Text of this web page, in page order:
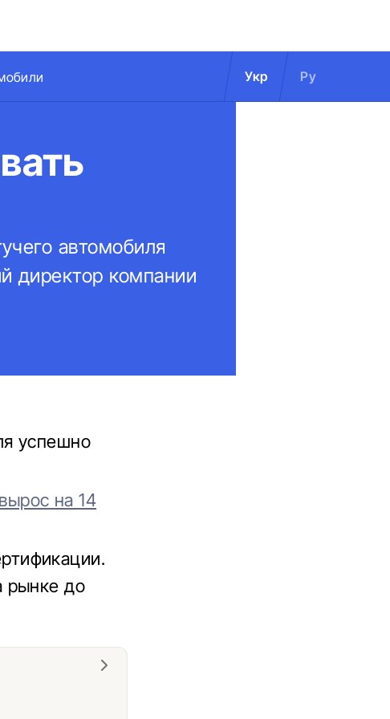
Укр Ру
автомобиля
директор компании
успешно
на 14
рынке до